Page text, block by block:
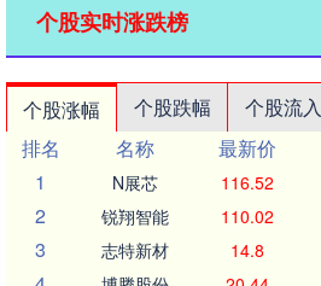
个股实时涨跌榜
个股涨幅 个股跌幅 个股流入
排名
名称 最新价
1
N展芯 116.52
2 锐翔智能 110.02
3 志特新材 14.8